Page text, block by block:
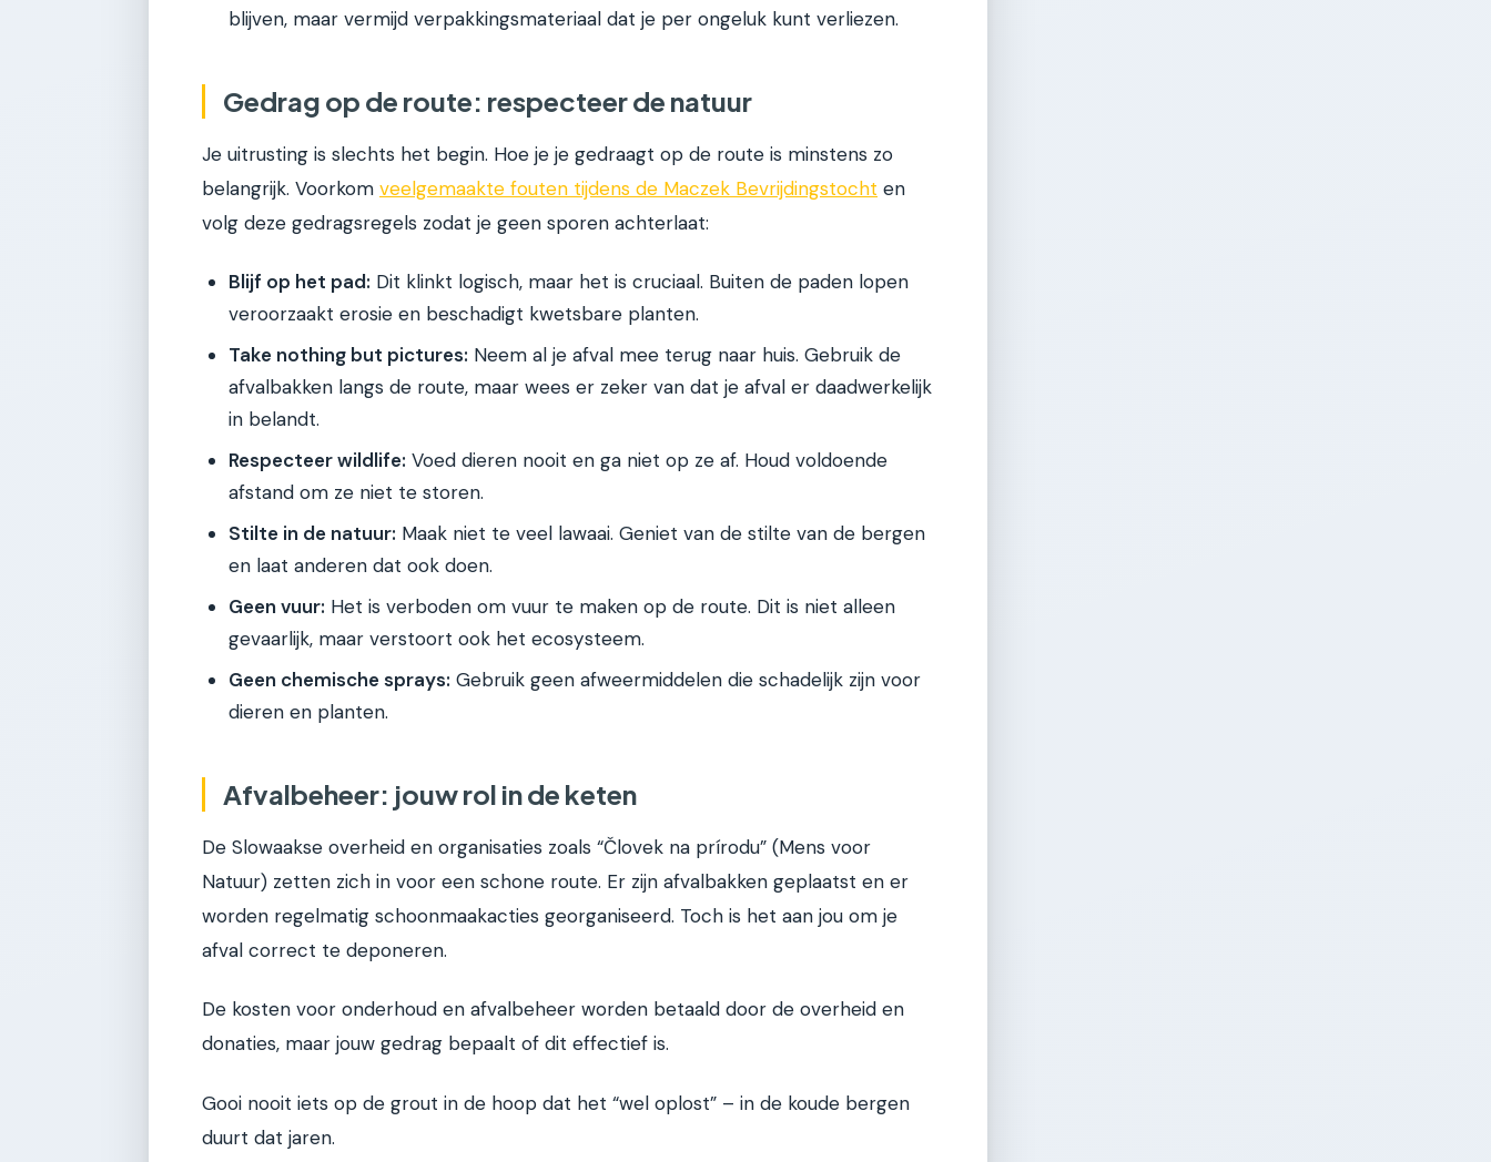
blijven, maar vermijd verpakkingsmateriaal dat je per ongeluk kunt verliezen.
Gedrag op de route: respecteer de natuur
Je uitrusting is slechts het begin. Hoe je je gedraagt op de route is minstens zo
belangrijk. Voorkom veelgemaakte fouten tijdens de Maczek Bevrijdingstocht en
volg deze gedragsregels zodat je geen sporen achterlaat:
Blijf op het pad: Dit klinkt logisch, maar het is cruciaal. Buiten de paden lopen
veroorzaakt erosie en beschadigt kwetsbare planten.
Take nothing but pictures: Neem al je afval mee terug naar huis. Gebruik de
afvalbakken langs de route, maar wees er zeker van dat je afval er daadwerkelijk
in belandt.
Respecteer wildlife: Voed dieren nooit en ga niet op ze af. Houd voldoende
afstand om ze niet te storen.
Stilte in de natuur: Maak niet te veel lawaai. Geniet van de stilte van de bergen
en laat anderen dat ook doen.
Geen vuur: Het is verboden om vuur te maken op de route. Dit is niet alleen
gevaarlijk, maar verstoort ook het ecosysteem.
Geen chemische sprays: Gebruik geen afweermiddelen die schadelijk zijn voor
dieren en planten.
Afvalbeheer: jouw rol in de keten
De Slowaakse overheid en organisaties zoals “Človek na prírodu” (Mens voor
Natuur) zetten zich in voor een schone route. Er zijn afvalbakken geplaatst en er
worden regelmatig schoonmaakacties georganiseerd. Toch is het aan jou om je
afval correct te deponeren.
De kosten voor onderhoud en afvalbeheer worden betaald door de overheid en
donaties, maar jouw gedrag bepaalt of dit effectief is.
Gooi nooit iets op de grout in de hoop dat het “wel oplost” – in de koude bergen
duurt dat jaren.